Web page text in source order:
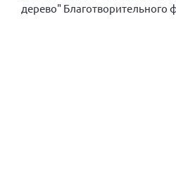
дерево" Благотворительного